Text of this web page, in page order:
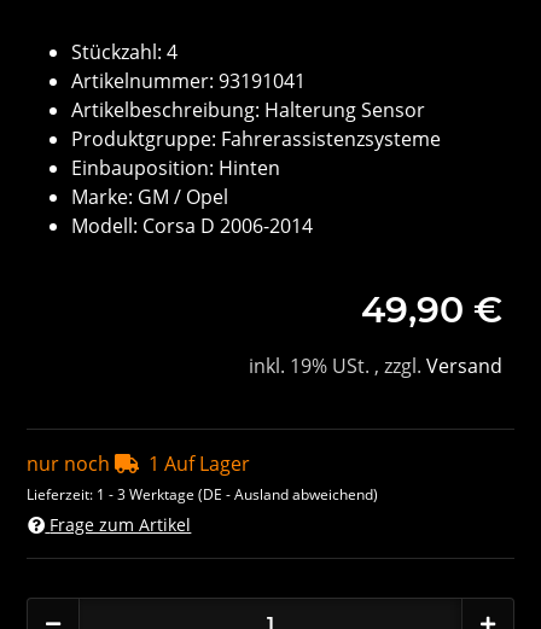
Stückzahl: 4
Artikelnummer: 93191041
Artikelbeschreibung: Halterung Sensor
Produktgruppe: Fahrerassistenzsysteme
Einbauposition: Hinten
Marke: GM / Opel
Modell: Corsa D 2006-2014
49,90 €
inkl. 19% USt. , zzgl. Versand
nur noch 1 Auf Lager
Lieferzeit: 1 - 3 Werktage(DE - Ausland abweichend)
Frage zum Artikel